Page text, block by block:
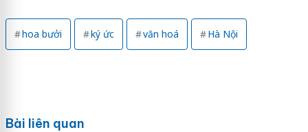
hoa bưởi ký ức văn hoá Hà Nội
Bài liên quan